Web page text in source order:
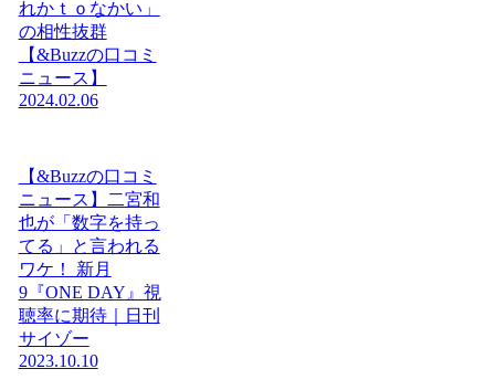
れかｔｏなかい」
の相性抜群
【&Buzzの口コミ
ニュース】
2024.02.06
【&Buzzの口コミ
ニュース】二宮和
也が「数字を持っ
てる」と言われる
ワケ！ 新月
9『ONE DAY』視
聴率に期待｜日刊
サイゾー
2023.10.10